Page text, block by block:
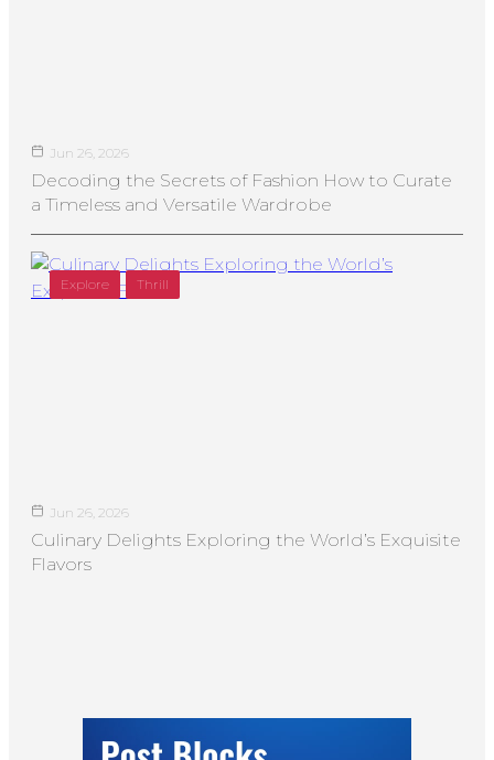
Jun 26, 2026
Decoding the Secrets of Fashion How to Curate
a Timeless and Versatile Wardrobe
Explore Thrill
Jun 26, 2026
Culinary Delights Exploring the World’s Exquisite
Flavors